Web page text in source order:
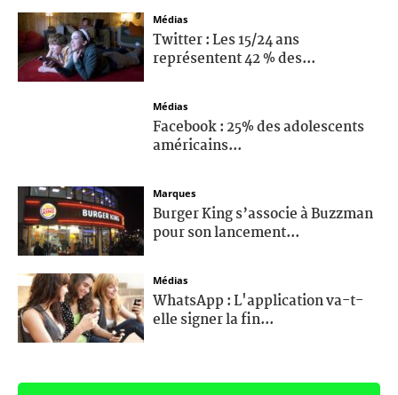
Médias
Twitter : Les 15/24 ans
représentent 42 % des...
Médias
Facebook : 25% des adolescents
américains...
Marques
Burger King s’associe à Buzzman
pour son lancement...
Médias
WhatsApp : L'application va-t-
elle signer la fin...